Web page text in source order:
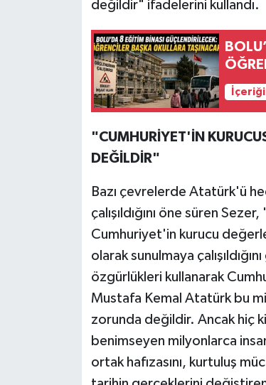
değildir" ifadelerini kullandı.
"CUMHURİYET'İN
DEĞİLDİR"
Bazı çevrelerde Atatürk'ü
çalışıldığını öne süren
Cumhuriyet'in kurucu
olarak sunulmaya
özgürlükleri kullanarak
Mustafa Kemal Atatürk bu
zorunda değildir. Ancak hiç
benimseyen milyonlarca
ortak hafızasını, kurtuluş